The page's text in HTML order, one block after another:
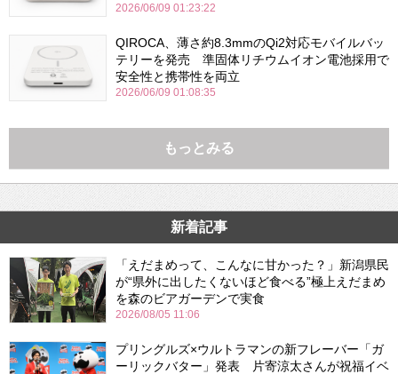
2026/06/09 01:23:22
QIROCA、薄さ約8.3mmのQi2対応モバイルバッ
テリーを発売 準固体リチウムイオン電池採用で
安全性と携帯性を両立
2026/06/09 01:08:35
もっとみる
新着記事
「えだまめって、こんなに甘かった？」新潟県民
が“県外に出したくないほど食べる”極上えだまめ
を森のビアガーデンで実食
2026/08/05 11:06
プリングルズ×ウルトラマンの新フレーバー「ガ
ーリックバター」発表 片寄涼太さんが祝福イベ